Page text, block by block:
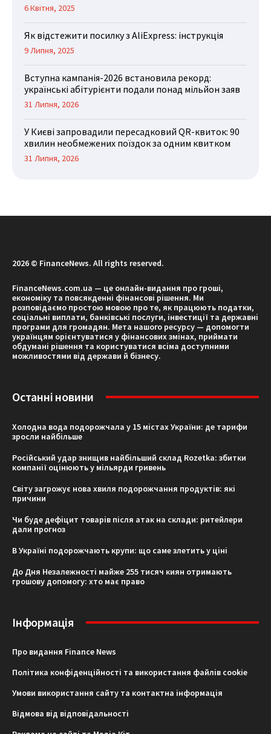
6 Квітня, 2025
Як відстежити посилку з AliExpress: інструкція
9 Липня, 2025
Вступна кампанія-2026 встановила рекорд:
українські абітурієнти подали понад мільйон заяв
31 Липня, 2026
У Києві запровадили пересадковий QR-квиток: 90
хвилин необмежених поїздок за одним квитком
31 Липня, 2026
2026 © FinanceNews. All rights reserved.
FinanceNews.com.ua — це онлайн-видання про гроші,
економіку та повсякденні фінансові рішення. Ми
розповідаємо простою мовою про те, як працюють податки,
соціальні виплати, банківські послуги, інвестиції та державні
програми для громадян. Мета нашого ресурсу — допомогти
українцям орієнтуватися у фінансових змінах, приймати
обдумані рішення та користуватися всіма доступними
можливостями від держави й бізнесу.
Останні новини
Холодна вода подорожчала у 15 містах України: де тарифи
зросли найбільше
Російський удар знищив найбільший склад Rozetka: збитки
компанії оцінюють у мільярди гривень
Світу загрожує нова хвиля подорожчання продуктів: які
причини
Чи буде дефіцит товарів після атак на склади: ритейлери
дали прогноз
В Україні подорожчають крупи: що саме злетить у ціні
До Дня Незалежності майже 255 тисяч киян отримають
грошову допомогу: хто має право
Інформація
Про видання Finance News
Політика конфіденційності та використання файлів cookie
Умови використання сайту та контактна інформація
Відмова від відповідальності